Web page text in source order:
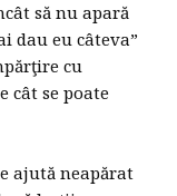
să nu apară
dau eu câteva”
cu
cât se poate
ajută neapărat